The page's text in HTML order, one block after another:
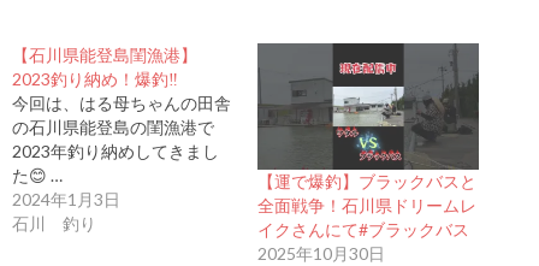
【石川県能登島閨漁港】
2023釣り納め！爆釣‼️
今回は、はる母ちゃんの田舎
の石川県能登島の閨漁港で
2023年釣り納めしてきまし
た😊 …
2024年1月3日
石川 釣り
【運で爆釣】ブラックバスと
全面戦争！石川県ドリームレ
イクさんにて#ブラックバス
2025年10月30日